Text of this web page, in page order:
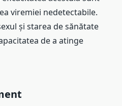
viremiei nedetectabile.
și starea de sănătate
de a atinge